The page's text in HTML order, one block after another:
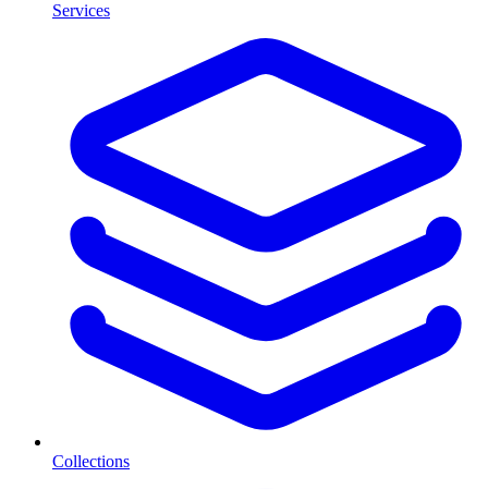
Services
Collections